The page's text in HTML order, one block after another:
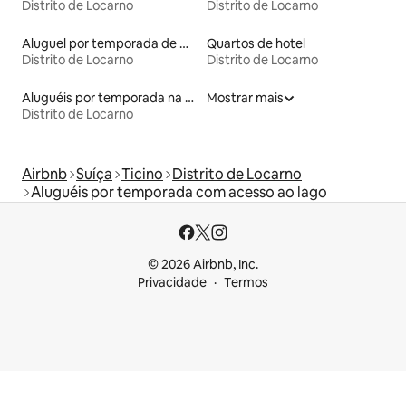
Distrito de Locarno
Distrito de Locarno
Aluguel por temporada de microcasas
Distrito de Locarno
Quartos de hotel
Distrito de Locarno
Aluguéis por temporada na orla
Distrito de Locarno
Mostrar mais
Airbnb Suíça Ticino Distrito de Locarno
Aluguéis por temporada com acesso ao lago
© 2026 Airbnb, Inc.
Privacidade
Termos